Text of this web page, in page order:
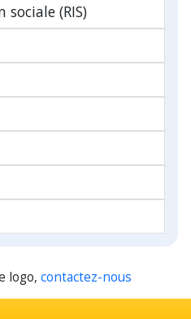
sociale (RIS)
logo, contactez-nous